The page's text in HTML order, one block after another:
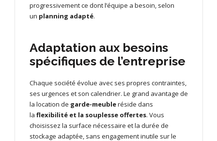
progressivement ce dont l’équipe a besoin, selon
un planning adapté.
Adaptation aux besoins
spécifiques de l’entreprise
Chaque société évolue avec ses propres contraintes,
ses urgences et son calendrier. Le grand avantage de
la location de garde-meubleréside dans
la flexibilité et la souplesse offertes. Vous
choisissez la surface nécessaire et la durée de
stockage adaptée, sans engagement inutile sur le